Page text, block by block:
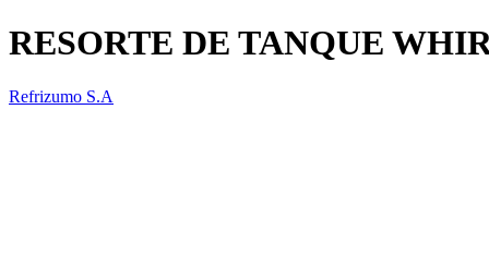
RESORTE DE TANQUE
Refrizumo S.A